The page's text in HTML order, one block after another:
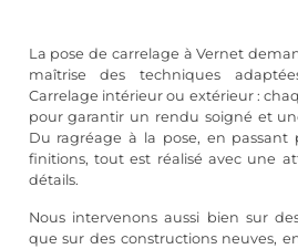
La pose de carrelage à Vernet
maîtrise des techniques
Carrelage intérieur ou extérieur :
pour garantir un rendu soigné et
Du ragréage à la pose, en passant
finitions, tout est réalisé avec une
détails.
Nous intervenons aussi bien sur
que sur des constructions neuves,